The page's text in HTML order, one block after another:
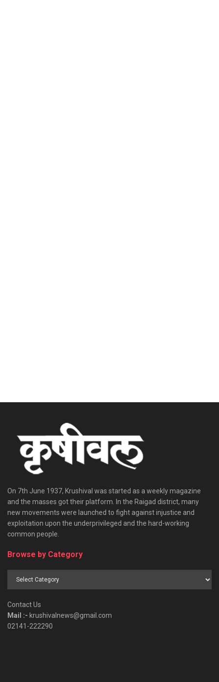
On 7th June 1937, Krushival was started as a weekly magazine
and the masses got their platform. In the Raigad district, many
new movements were launched to fight against injustice and
exploitation upon the underprivileged and the hard-working
common people.
Browse by Category
Contact Us
Mail :- krushivalnews@gmail.com
02141-222290